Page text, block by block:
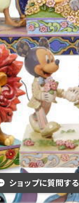
ショップに質問する